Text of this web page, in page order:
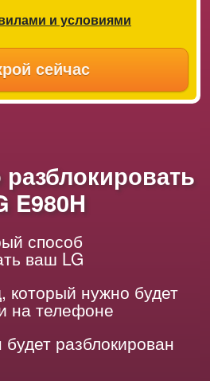
и условиями
сейчас
E980H
способ
ваш LG
который нужно будет
на телефоне
разблокирован